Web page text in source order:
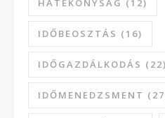
HATÉKONYSÁG (12)
IDŐBEOSZTÁS (16)
IDŐGAZDÁLKODÁS (22)
IDŐMENEDZSMENT